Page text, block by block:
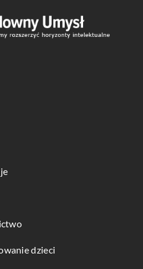
dzieci